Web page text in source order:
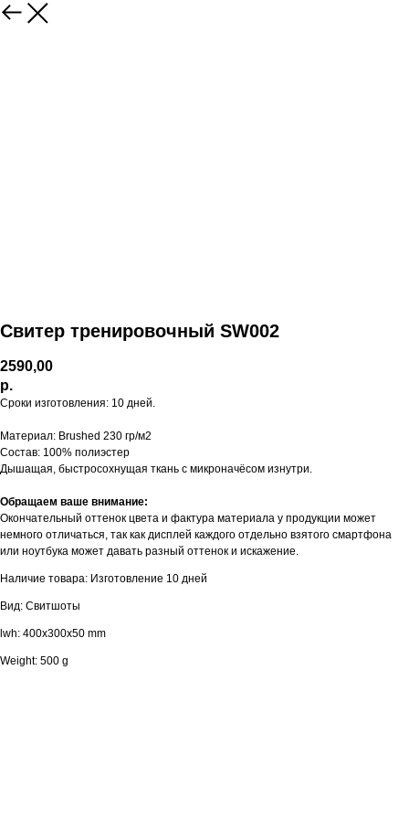
Свитер тренировочный SW002
2590,00
р.
Сроки изготовления: 10 дней.
Материал: Brushed 230 гр/м2
Состав: 100% полиэстер
Дышащая, быстросохнущая ткань с микроначёсом изнутри.
Обращаем ваше внимание:
Окончательный оттенок цвета и фактура материала у продукции может
немного отличаться, так как дисплей каждого отдельно взятого смартфона
или ноутбука может давать разный оттенок и искажение.
Наличие товара: Изготовление 10 дней
Вид: Свитшоты
lwh: 400x300x50 mm
Weight: 500 g